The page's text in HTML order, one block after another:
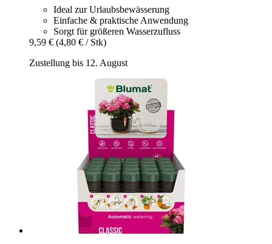
Ideal zur Urlaubsbewässerung
Einfache & praktische Anwendung
Sorgt für größeren Wasserzufluss
9,59 € (4,80 € / Stk)
Zustellung bis 12. August